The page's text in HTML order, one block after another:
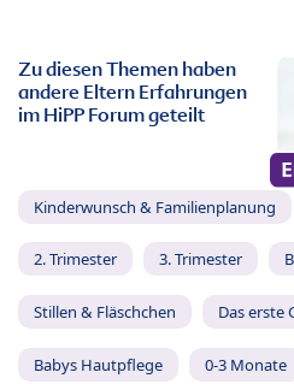
Zu diesen Themen haben
andere Eltern Erfahrungen
im HiPP Forum geteilt
Kinderwunsch & Familienplanung
2. Trimester 3. Trimester
Stillen & Fläschchen Das erste
Babys Hautpflege 0-3 Monate